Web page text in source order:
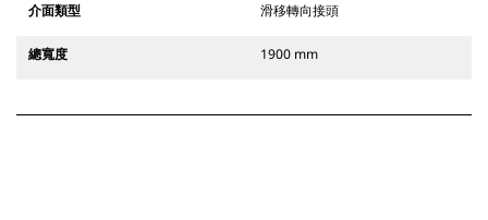
介面類型 滑移轉向接頭
總寬度 1900 mm